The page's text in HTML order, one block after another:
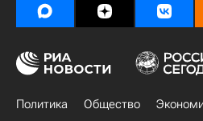
Политика Общество